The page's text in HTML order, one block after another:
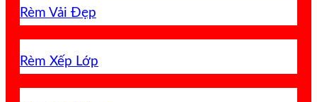
Rèm Vải Đẹp
Rèm Xếp Lớp